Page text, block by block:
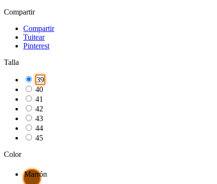
Compartir
Compartir
Tuitear
Pinterest
Talla
39
40
41
42
43
44
45
Color
Marrón